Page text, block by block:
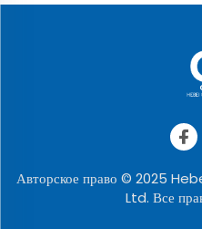
Авторское право © 2025
Ltd. Все